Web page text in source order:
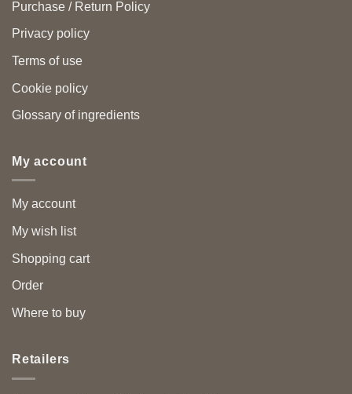
Purchase / Return Policy
Privacy policy
Terms of use
Cookie policy
Glossary of ingredients
My account
My account
My wish list
Shopping cart
Order
Where to buy
Retailers